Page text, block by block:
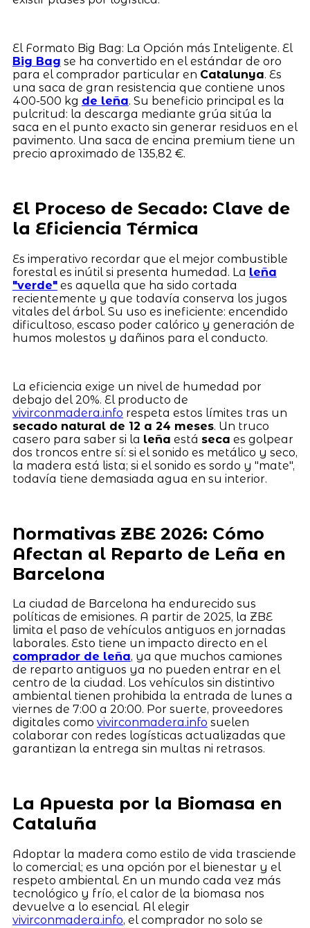
El Formato Big Bag: La Opción más Inteligente. El
Big Bag se ha convertido en el estándar de oro
para el comprador particular en Catalunya. Es
una saca de gran resistencia que contiene unos
400-500 kg de leña. Su beneficio principal es la
pulcritud: la descarga mediante grúa sitúa la
saca en el punto exacto sin generar residuos en el
pavimento. Una saca de encina premium tiene un
precio aproximado de 135,82 €.
El Proceso de Secado: Clave de
la Eficiencia Térmica
Es imperativo recordar que el mejor combustible
forestal es inútil si presenta humedad. La leña
"verde"es aquella que ha sido cortada
recientemente y que todavía conserva los jugos
vitales del árbol. Su uso es ineficiente: encendido
dificultoso, escaso poder calórico y generación de
humos molestos y dañinos para el conducto.
La eficiencia exige un nivel de humedad por
debajo del 20%. El producto de
vivirconmadera.info respeta estos límites tras un
secado natural de 12 a 24 meses. Un truco
casero para saber si la leña está seca es golpear
dos troncos entre sí: si el sonido es metálico y seco,
la madera está lista; si el sonido es sordo y "mate",
todavía tiene demasiada agua en su interior.
Normativas ZBE 2026: Cómo
Afectan al Reparto de Leña en
Barcelona
La ciudad de Barcelona ha endurecido sus
políticas de emisiones. A partir de 2025, la ZBE
limita el paso de vehículos antiguos en jornadas
laborales. Esto tiene un impacto directo en el
comprador de leña, ya que muchos camiones
de reparto antiguos ya no pueden entrar en el
centro de la ciudad. Los vehículos sin distintivo
ambiental tienen prohibida la entrada de lunes a
viernes de 7:00 a 20:00. Por suerte, proveedores
digitales como vivirconmadera.info suelen
colaborar con redes logísticas actualizadas que
garantizan la entrega sin multas ni retrasos.
La Apuesta por la Biomasa en
Cataluña
Adoptar la madera como estilo de vida trasciende
lo comercial; es una opción por el bienestar y el
respeto ambiental. En un mundo cada vez más
tecnológico y frío, el calor de la biomasa nos
devuelve a lo esencial. Al elegir
vivirconmadera.info, el comprador no solo se